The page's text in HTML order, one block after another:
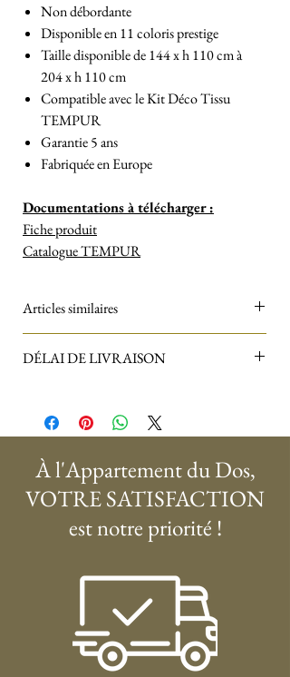
Non débordante
Disponible en 11 coloris prestige
Taille disponible de 144 x h 110 cm à
204 x h 110 cm
Compatible avec le Kit Déco Tissu
TEMPUR
Garantie 5 ans
Fabriquée en Europe
Documentations à télécharger :
Fiche produit
Catalogue TEMPUR
Articles similaires
sommiers et oreillers TEMPUR sur
DÉLAI DE LIVRAISON
À l'Appartement du Dos,
VOTRE SATISFACTION
est notre priorité !